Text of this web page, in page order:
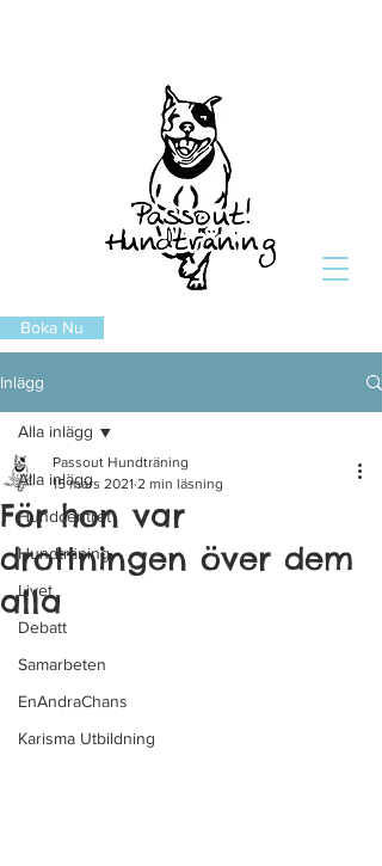
Boka Nu
Inlägg
Alla inlägg
Hundcentret
Hundträning
Livet
Debatt
Samarbeten
EnAndraChans
Karisma Utbildning
Alla inlägg
För hon var
drottningen över dem
alla
Passout Hundträning
15 mars 2021 2 min läsning